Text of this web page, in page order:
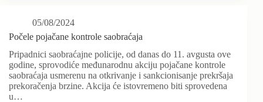
05/08/2024
Počele pojačane kontrole saobraćaja
Pripadnici saobraćajne policije, od danas do 11. avgusta ove
godine, sprovodiće međunarodnu akciju pojačane kontrole
saobraćaja usmerenu na otkrivanje i sankcionisanje prekršaja
prekoračenja brzine. Akcija će istovremeno biti sprovedena
u…